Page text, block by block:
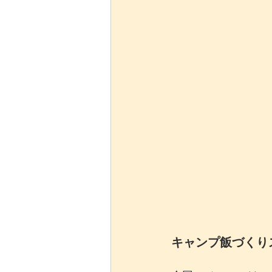
キャンプ飯づくり